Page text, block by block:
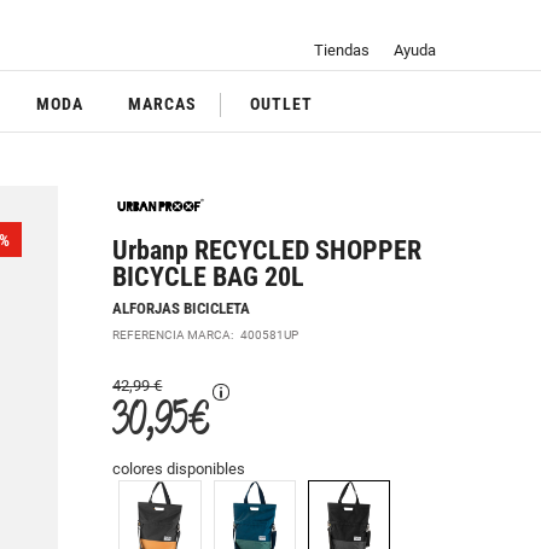
Tiendas Ayuda
MODA MARCAS OUTLET
Urbanp RECYCLED SHOPPER
BICYCLE BAG 20L
ALFORJAS BICICLETA
REFERENCIA MARCA:400581UP
42,99 €
30,95 €
colores disponibles
%